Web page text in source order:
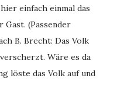
einfach einmal das
(Passender
B. Brecht: Das Volk
Wäre es da
löste das Volk auf und